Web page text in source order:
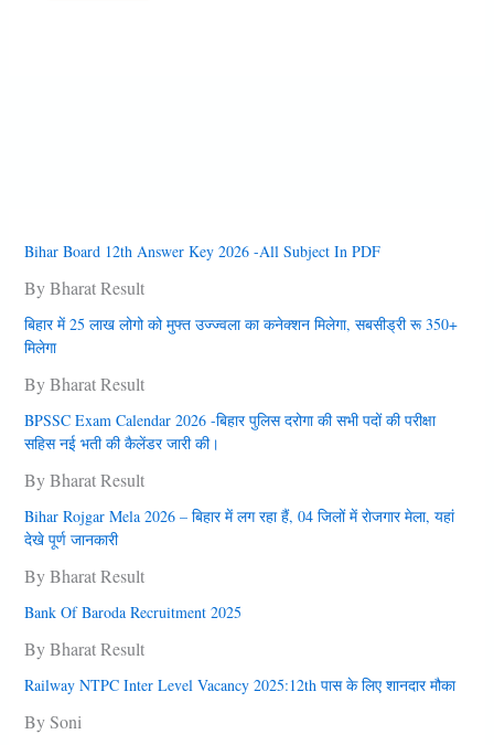
Bihar Board 12th Answer Key 2026 -All Subject In PDF
By Bharat Result
बिहार में 25 लाख लोगो को मुफ्त उज्‍ज्‍वला का कनेक्‍शन मिलेगा, सबसीड्री रू 350+
मिलेगा
By Bharat Result
BPSSC Exam Calendar 2026 -बिहार पुलिस दरोगा की सभी पदों की परीक्षा
सहिस नई भती की कैलेंडर जारी की।
By Bharat Result
Bihar Rojgar Mela 2026 – बिहार में लग रहा हैं, 04 जिलों में राेजगार मेला, यहां
देखे पूर्ण जानकारी
By Bharat Result
Bank Of Baroda Recruitment 2025
By Bharat Result
Railway NTPC Inter Level Vacancy 2025:12th पास के लिए शानदार मौका
By Soni